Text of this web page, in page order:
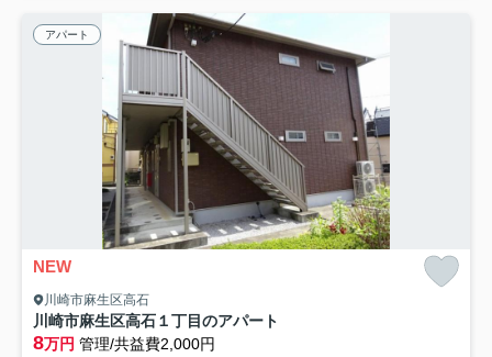
アパート
NEW
川崎市麻生区高石
川崎市麻生区高石１丁目のアパート
8万円 管理/共益費2,000円